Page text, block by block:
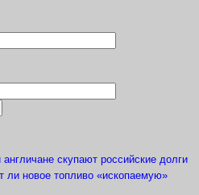
скупают российские долги
ли новое топливо «ископаемую»